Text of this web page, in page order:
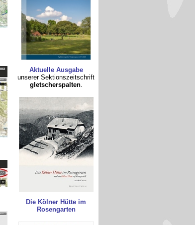
Aktuelle Ausgabe
unserer Sektionszeitschrift
gletscherspalten.
Die Kölner Hütte im
Rosengarten